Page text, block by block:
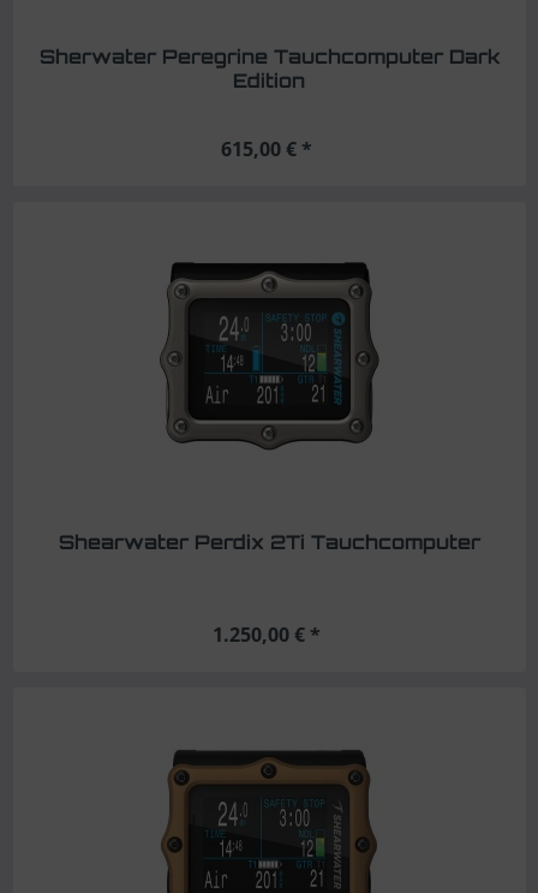
Sherwater Peregrine Tauchcomputer Dark
Edition
615,00 € *
Shearwater Perdix 2Ti Tauchcomputer
1.250,00 € *